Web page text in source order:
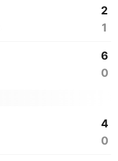
2
1
6
0
4
0